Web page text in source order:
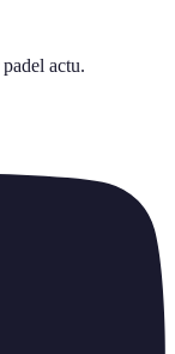
padel actu.